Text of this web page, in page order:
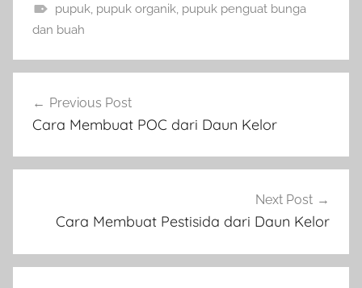
pupuk, pupuk organik, pupuk penguat bunga
dan buah
pos
Previous Post
Cara Membuat POC dari Daun Kelor
Next Post
Cara Membuat Pestisida dari Daun Kelor